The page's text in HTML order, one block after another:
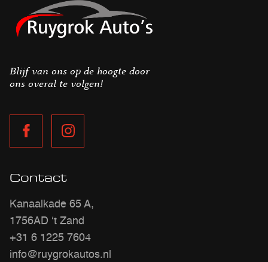
Blijf van ons op de hoogte door
ons overal te volgen!
Contact
Kanaalkade 65 A,
1756AD ‘t Zand
+31 6 1225 7604
info@ruygrokautos.nl